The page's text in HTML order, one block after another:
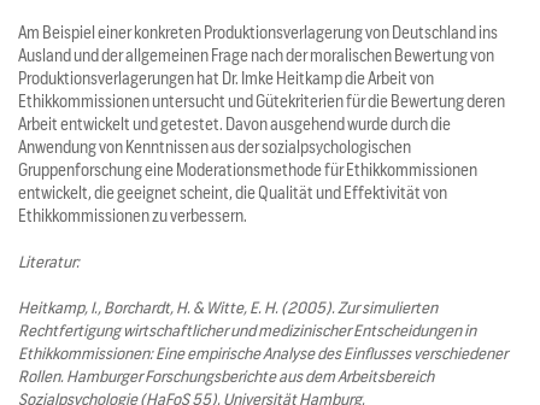
Am Beispiel einer konkreten Produktionsverlagerung von Deutschland ins
Ausland und der allgemeinen Frage nach der moralischen Bewertung von
Produktionsverlagerungen hat Dr. Imke Heitkamp die Arbeit von
Ethikkommissionen untersucht und Gütekriterien für die Bewertung deren
Arbeit entwickelt und getestet. Davon ausgehend wurde durch die
Anwendung von Kenntnissen aus der sozialpsychologischen
Gruppenforschung eine Moderationsmethode für Ethikkommissionen
entwickelt, die geeignet scheint, die Qualität und Effektivität von
Ethikkommissionen zu verbessern.
Literatur:
Heitkamp, I., Borchardt, H. & Witte, E. H. (2005). Zur simulierten
Rechtfertigung wirtschaftlicher und medizinischer Entscheidungen in
Ethikkommissionen: Eine empirische Analyse des Einflusses verschiedener
Rollen. Hamburger Forschungsberichte aus dem Arbeitsbereich
Sozialpsychologie (HaFoS 55). Universität Hamburg.